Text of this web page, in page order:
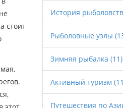
стоит
История
Рыболовные узлы
Зимняя рыбалка (11)
Активный туризм
Путешествия по